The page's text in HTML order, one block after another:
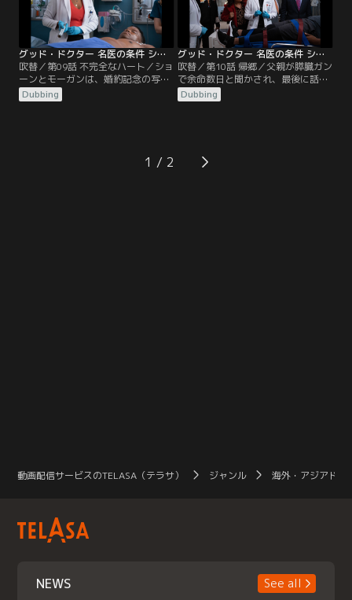
り人と交わって生きるべきだと話
す。ショーンの説得により治療を受
けたタラは…。
師だったが、研究を貫くために離婚
した夫レオに見守られながら亡くな
る…。
グッド・ドクター 名医の条件 シーズン3 第09話／吹替
吹替／第09話 不完全なハート／ショ
ーンとモーガンは、婚約記念の写真
撮影中に脳梗塞に似た症状を起こし
た25歳のジーニーを診る。腫瘍が見
し、トニーは恋人を救うため、セッ
クスなしでも大丈夫だとジーニーに
Dubbing
グッド・ドクター 名医の条件 シーズン3 第10話／吹替
吹替／第10話 帰郷／父親が膵臓ガン
で余命数日と聞かされ、最後に話す
べきだとグラスマンに説得されたシ
ョーンは、リアとグラスマンを伴い
つけ、家を飛び出すショーン。翌
朝、母の思いを受け父を許そうと家
Dubbing
1
動画配信サービスのTELASA（テラサ） ジャンル 海外・アジアドラ
NEWS See all